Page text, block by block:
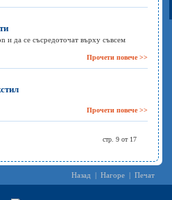
и да се съсредоточат върху съвсем
Прочети повече >>
Прочети повече >>
стр. 9 от 17
Назад | Нагоре | Печат